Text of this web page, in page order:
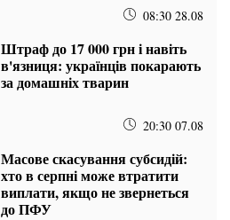
08:30 28.08
Штраф до 17 000 грн і навіть
в'язниця: українців покарають
за домашніх тварин
20:30 07.08
Масове скасування субсидій:
хто в серпні може втратити
виплати, якщо не звернеться
до ПФУ